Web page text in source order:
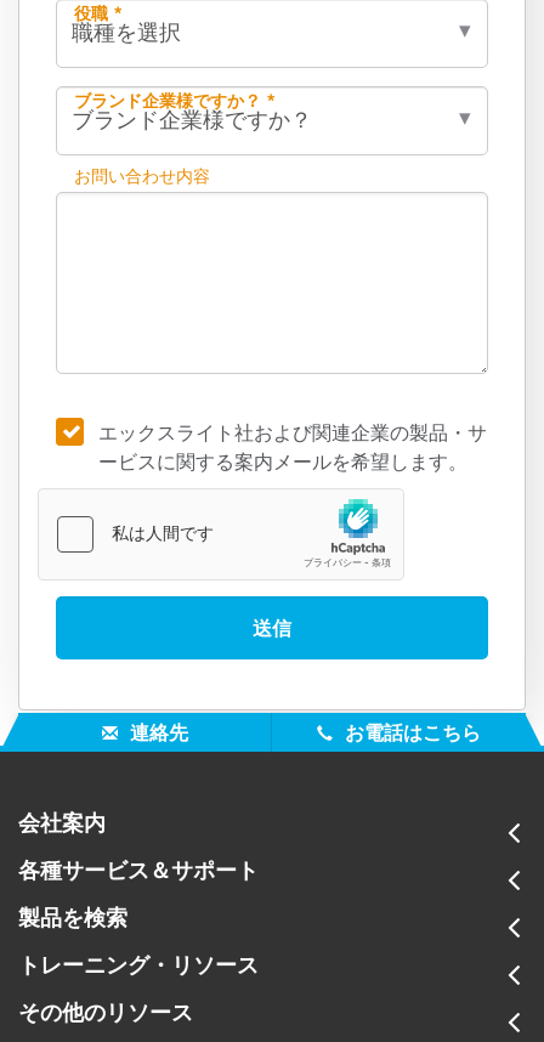
役職 *
ブランド企業様ですか？ *
お問い合わせ内容
エックスライト社および関連企業の製品・サ
ービスに関する案内メールを希望します。
連絡先 お電話はこちら
会社案内
各種サービス＆サポート
製品を検索
トレーニング・リソース
その他のリソース